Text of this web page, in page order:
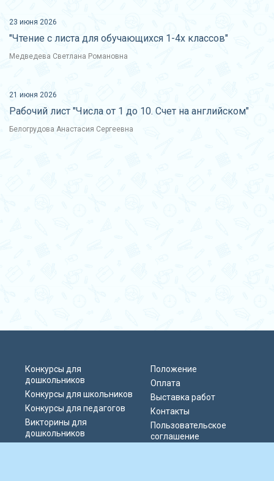
23 июня 2026
"Чтение с листа для обучающихся 1-4х классов"
Медведева Светлана Романовна
21 июня 2026
Рабочий лист "Числа от 1 до 10. Счет на английском"
Белогрудова Анастасия Сергеевна
Конкурсы для
дошкольников
Конкурсы для школьников
Конкурсы для педагогов
Викторины для
дошкольников
Положение
Оплата
Выставка работ
Контакты
Пользовательское
соглашение